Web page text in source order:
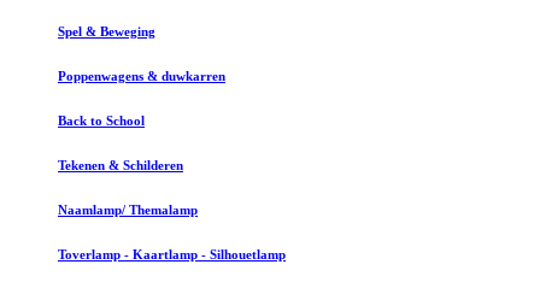
Spel & Beweging
Poppenwagens & duwkarren
Back to School
Tekenen & Schilderen
Naamlamp/ Themalamp
Toverlamp - Kaartlamp - Silhouetlamp